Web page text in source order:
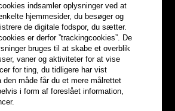
indsamler oplysninger ved at
hjemmesider, du besøger og
de digitale fodspor, du sætter.
er derfor ”trackingcookies”. De
bruges til at skabe et overblik
vaner og aktiviteter for at vise
for ting, du tidligere har vist
den måde får du et mere målrettet
i form af foreslået information,
bonuskroner
vores kundeklub og optjen rabatter når du
HER